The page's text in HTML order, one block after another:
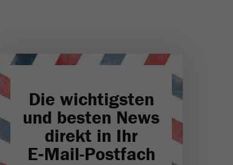
Die wichtigsten
und besten News
direkt in Ihr
E‑Mail-Postfach